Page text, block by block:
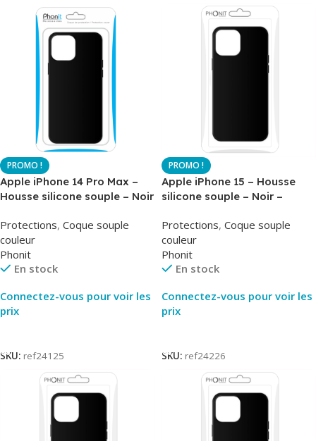
Apple iPhone 14 Pro Max –
Housse silicone souple – Noir
Protections, Coque souple
couleur
Phonit
En stock
Connectez-vous pour voir les
prix
SKU: ref24125
Apple iPhone 15 – Housse
silicone souple – Noir –
Protections, Coque souple
couleur
Phonit
En stock
Connectez-vous pour voir les
prix
SKU: ref24226